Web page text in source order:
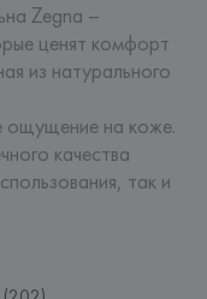
Zegna –
ценят комфорт
из натурального
ощущение на коже.
качества
так и